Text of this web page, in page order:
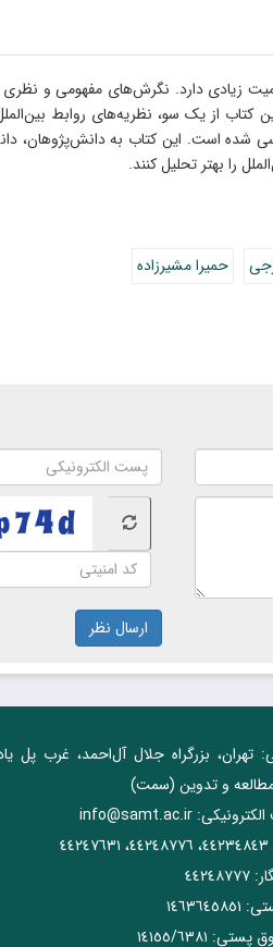
زیادی دارد. نگرش‌های مفهومی و
کتاب از یک سو، نظریه‌های روابط
شده است. این کتاب به دانش‌پژوهان،
را بهتر تحلیل کنند.
حمیرا مشیرزاده
ارسال نظر
تهران، ‌بزرگراه ‌جلال آل‌احمد، غرب پل
و تدوین‌ (سمت)
info@samt.ac.ir
٤٤٢٣٤٨٤٣، ٤٤٢٤٨٧٧٦، ٤٤٢٤٧٦٣١
٤٤٢٤٨٧٧٧
١٤٦٣٦٤٥٨٥١
پستی: ١٤١٥٥/٦٣٨١